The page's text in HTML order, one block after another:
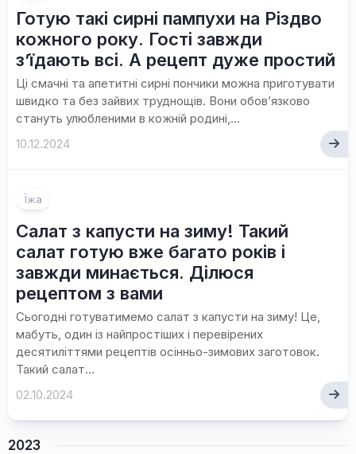
Готую такі сирні пампухи на Різдво
кожного року. Гості завжди
з’їдають всі. А рецепт дуже простий
Ці смачні та апетитні сирні пончики можна приготувати
швидко та без зайвих труднощів. Вони обов’язково
стануть улюбленими в кожній родині,...
10.12.2024
Їжа
Салат з капусти на зиму! Такий
салат готую вже багато років і
завжди минається. Ділюся
рецептом з вами
Сьогодні готуватимемо салат з капусти на зиму! Це,
мабуть, один із найпростіших і перевірених
десятиліттями рецептів осінньо-зимових заготовок.
Такий салат...
02.10.2024
2023